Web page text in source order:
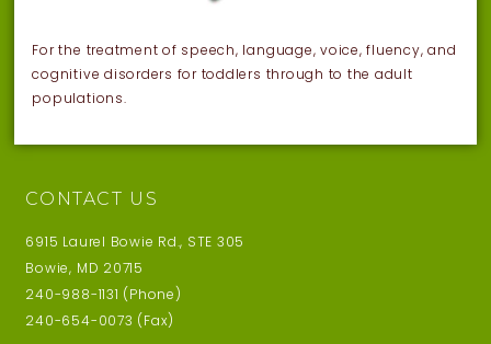
For the treatment of speech, language, voice, fluency, and
cognitive disorders for toddlers through to the adult
populations.
CONTACT US
6915 Laurel Bowie Rd., STE 305
Bowie, MD 20715
240-988-1131 (Phone)
240-654-0073 (Fax)